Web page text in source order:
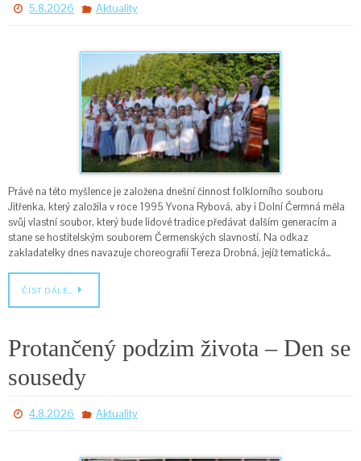
5.8.2026 Aktuality
Právě na této myšlence je založena dnešní činnost folklorního souboru
Jitřenka, který založila v roce 1995 Yvona Rybová, aby i Dolní Čermná měla
svůj vlastní soubor, který bude lidové tradice předávat dalším generacím a
stane se hostitelským souborem Čermenských slavností. Na odkaz
zakladatelky dnes navazuje choreografií Tereza Drobná, jejíž tematická…
ČÍST DÁLE…
Protančený podzim života – Den se
sousedy
4.8.2026 Aktuality